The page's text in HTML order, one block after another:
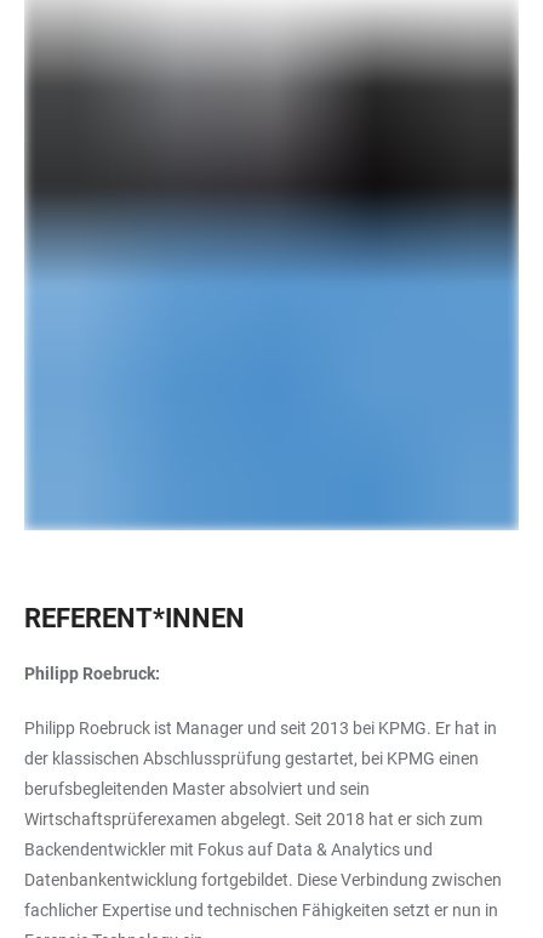
REFERENT*INNEN
Philipp Roebruck:
Philipp Roebruck ist Manager und seit 2013 bei KPMG. Er hat in
der klassischen Abschlussprüfung gestartet, bei KPMG einen
berufsbegleitenden Master absolviert und sein
Wirtschaftsprüferexamen abgelegt. Seit 2018 hat er sich zum
Backendentwickler mit Fokus auf Data & Analytics und
Datenbankentwicklung fortgebildet. Diese Verbindung zwischen
fachlicher Expertise und technischen Fähigkeiten setzt er nun in